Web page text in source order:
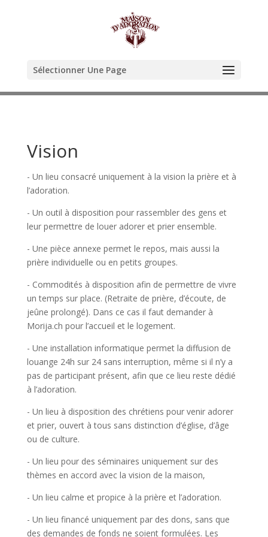
Sélectionner Une Page
Vision
- Un lieu consacré uniquement à la vision la prière et à
l’adoration.
- Un outil à disposition pour rassembler des gens et
leur permettre de louer adorer et prier ensemble.
- Une pièce annexe permet le repos, mais aussi la
prière individuelle ou en petits groupes.
- Commodités à disposition afin de permettre de vivre
un temps sur place. (Retraite de prière, d’écoute, de
jeûne prolongé). Dans ce cas il faut demander à
Morija.ch pour l’accueil et le logement.
- Une installation informatique permet la diffusion de
louange 24h sur 24 sans interruption, même si il n’y a
pas de participant présent, afin que ce lieu reste dédié
à l’adoration.
- Un lieu à disposition des chrétiens pour venir adorer
et prier, ouvert à tous sans distinction d’église, d’âge
ou de culture.
- Un lieu pour des séminaires uniquement sur des
thèmes en accord avec la vision de la maison,
- Un lieu calme et propice à la prière et l’adoration.
- Un lieu financé uniquement par des dons, sans que
des demandes de fonds ne soient formulées. Les